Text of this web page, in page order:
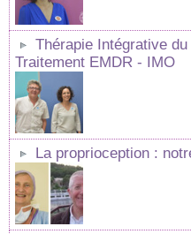
Thérapie Intégrative
Traitement EMDR - IMO
La proprioception :